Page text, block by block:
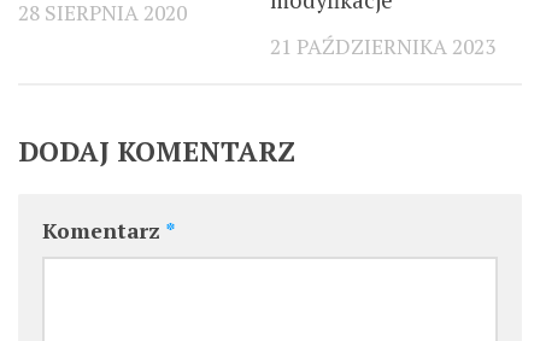
28 SIERPNIA 2020
21 PAŹDZIERNIKA 2023
DODAJ KOMENTARZ
Komentarz *